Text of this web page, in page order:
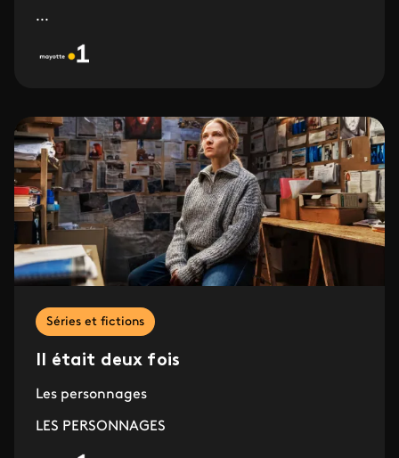
...
Séries et fictions
Il était deux fois
Les personnages
LES PERSONNAGES